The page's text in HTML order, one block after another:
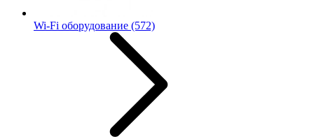
Wi-Fi оборудование (572)